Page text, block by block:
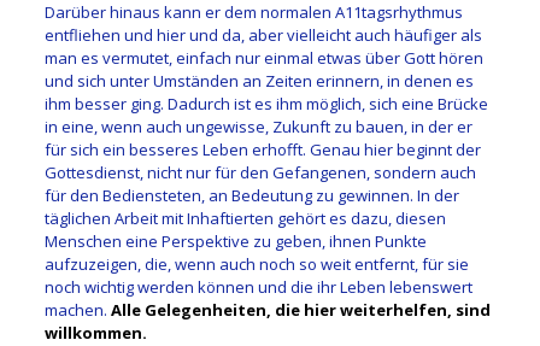
Darüber hinaus kann er dem normalen A11tagsrhythmus
entfliehen und hier und da, aber vielleicht auch häufiger als
man es vermutet, einfach nur einmal etwas über Gott hören
und sich unter Umständen an Zeiten erinnern, in denen es
ihm besser ging. Dadurch ist es ihm möglich, sich eine Brücke
in eine, wenn auch ungewisse, Zukunft zu bauen, in der er
für sich ein besseres Leben erhofft. Genau hier beginnt der
Gottesdienst, nicht nur für den Gefangenen, sondern auch
für den Bediensteten, an Bedeutung zu gewinnen. In der
täglichen Arbeit mit Inhaftierten gehört es dazu, diesen
Menschen eine Perspektive zu geben, ihnen Punkte
aufzuzeigen, die, wenn auch noch so weit entfernt, für sie
noch wichtig werden können und die ihr Leben lebenswert
machen. Alle Gelegenheiten, die hier weiterhelfen, sind
willkommen.